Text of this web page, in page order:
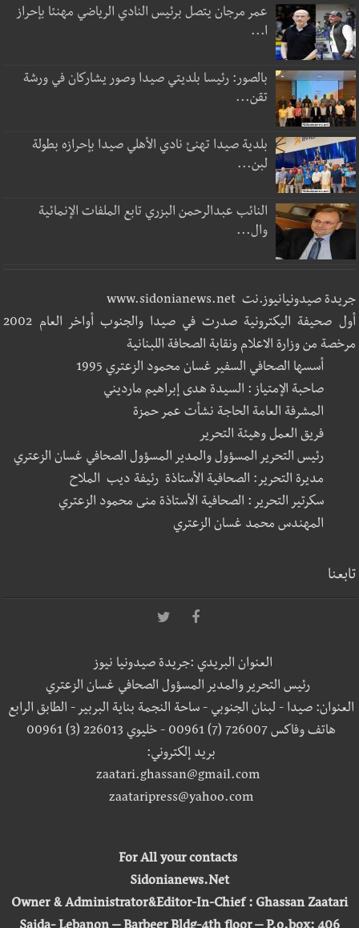
عمر مرجان يتصل برئيس النادي الرياضي مهنئا بإحراز
ا...
بالصور: رئيسا بلديتي صيدا وصور يشاركان في ورشة
تقن...
بلدية صيدا تهنئ نادي الأهلي صيدا بإحرازه بطولة
لبن...
النائب عبدالرحمن البزري تابع الملفات الإنمائية
وال...
جريدة صيدونيانيوز.نت www.sidonianews.net
أول صحيفة اليكترونية صدرت في صيدا والجنوب أواخر العام 2002
مرخصة من وزارة الاعلام ونقابة الصحافة اللبنانية
أسسها الصحافي السفير غسان محمود الزعتري 1995
صاحبة الإمتياز : السيدة هدى إبراهيم مارديني
المشرفة العامة الحاجة نشأت عمر حمزة
فريق العمل وهيئة التحرير
رئيس التحرير المسؤول والمدير المسؤول الصحافي غسان الزعتري
مديرة التحرير: الصحافية الأستاذة رئيفة ديب الملاح
سكرتير التحرير : الصحافية الأستاذة منى محمود الزعتري
المهندس محمد غسان الزعتري
تابعنا
العنوان البريدي :جريدة صيدونيا نيوز
رئيس التحرير والمدير المسؤول الصحافي غسان الزعتري
العنوان: صيدا - لبنان الجنوبي - ساحة النجمة بناية البربير - الطابق الرابع
هاتف وفاكس 726007 (7) 00961 - خليوي 226013 (3) 00961
بريد إلكتروني:
zaatari.ghassan@gmail.com
zaataripress@yahoo.com
For All your contacts
Sidonianews.Net
Owner & Administrator&Editor-In-Chief : Ghassan Zaatari